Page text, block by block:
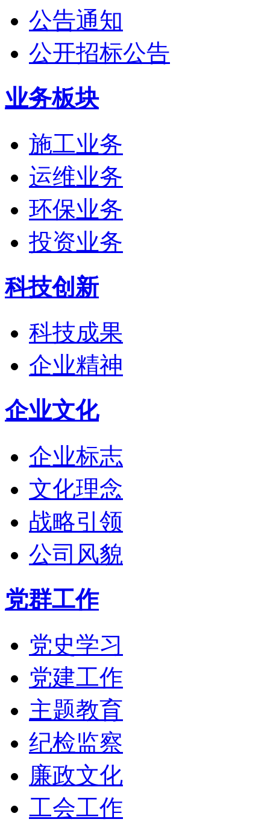
公告通知
公开招标公告
业务板块
施工业务
运维业务
环保业务
投资业务
科技创新
科技成果
企业精神
企业文化
企业标志
文化理念
战略引领
公司风貌
党群工作
党史学习
党建工作
主题教育
纪检监察
廉政文化
工会工作